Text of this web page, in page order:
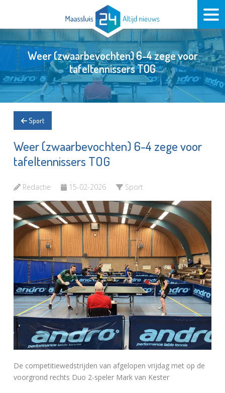
Weer (zwaarbevochten) 6-4 zege voor
tafeltennissers TOG
Sport
Weer (zwaarbevochten) 6-4 zege voor
tafeltennissers TOG
Redactie 15-02-2026 Sport
De competitiewedstrijden van afgelopen vrijdag met op de
voorgrond rechts Duo 2-speler Mark van Kester